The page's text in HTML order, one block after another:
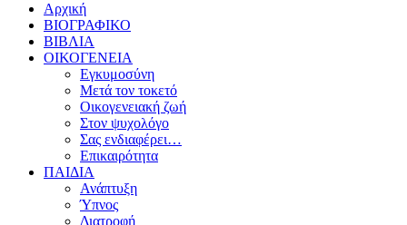
Αρχική
ΒΙΟΓΡΑΦΙΚΟ
ΒΙΒΛΙΑ
ΟΙΚΟΓΕΝΕΙΑ
Εγκυμοσύνη
Μετά τον τοκετό
Οικογενειακή ζωή
Στον ψυχολόγο
Σας ενδιαφέρει…
Επικαιρότητα
ΠΑΙΔΙΑ
Ανάπτυξη
Ύπνος
Διατροφή